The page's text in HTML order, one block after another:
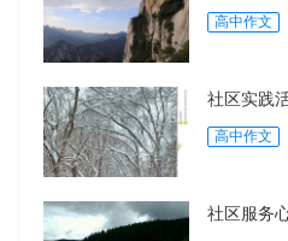
高中作文
社区实践
高中作文
社区服务